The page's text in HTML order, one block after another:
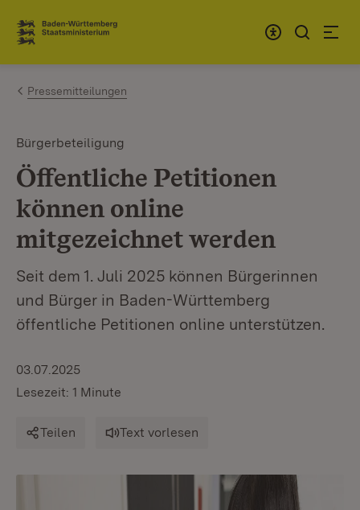
Zum Inhalt springen
Link zur Startseite
Pressemitteilungen
Bürgerbeteiligung
Öffentliche Petitionen
können online
mitgezeichnet werden
Seit dem 1. Juli 2025 können Bürgerinnen
und Bürger in Baden-Württemberg
öffentliche Petitionen online unterstützen.
03.07.2025
Lesezeit: 1 Minute
Teilen Text vorlesen